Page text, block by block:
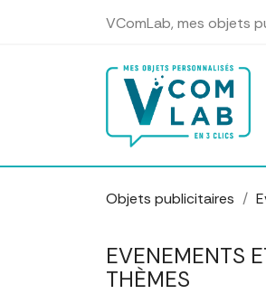
VComLab, mes objets
Objets publicitaires
EVENEMENTS
THÈMES